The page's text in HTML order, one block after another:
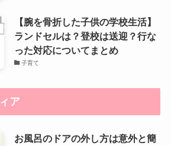
【腕を骨折した子供の学校生活】
ランドセルは？登校は送迎？行な
った対応についてまとめ
子育て
ア
お風呂のドアの外し方は意外と簡